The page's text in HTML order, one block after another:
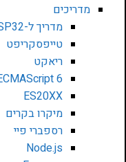
מדריכים
מדריך ל-ESP32 לילדים ולהורים מאפס
טייפסקריפט
ריאקט
6
ES20XX
מיקרו בקרים
רספברי פיי
Node.js